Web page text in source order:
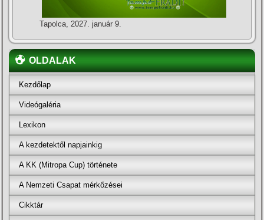
Tapolca, 2027. január 9.
OLDALAK
Kezdőlap
Videógaléria
Lexikon
A kezdetektől napjainkig
A KK (Mitropa Cup) története
A Nemzeti Csapat mérkőzései
Cikktár